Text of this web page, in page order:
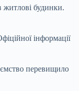
житлові будинки.
інформації
перевищило